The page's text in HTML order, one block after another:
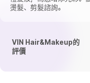
燙髮、剪髮諮詢。
VIN Hair&Makeup的
評價